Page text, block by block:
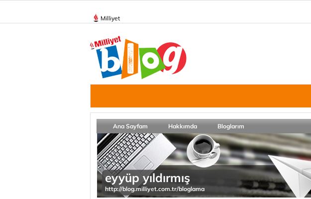
Milliyet
Ana Sayfam Hakkımda Bloglarım
eyyüp yıldırmış
http://blog.milliyet.com.tr/bloglama